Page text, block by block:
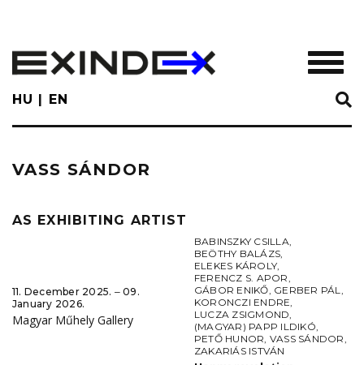
main
content
HU EN
VASS SÁNDOR
AS EXHIBITING ARTIST
11. December 2025. ‒ 09.
January 2026.
Magyar Műhely Gallery
BABINSZKY CSILLA,
BEÖTHY BALÁZS,
ELEKES KÁROLY,
FERENCZ S. APOR,
GÁBOR ENIKŐ, GERBER PÁL,
KORONCZI ENDRE,
LUCZA ZSIGMOND,
(MAGYAR) PAPP ILDIKÓ,
PETŐ HUNOR, VASS SÁNDOR,
ZAKARIÁS ISTVÁN